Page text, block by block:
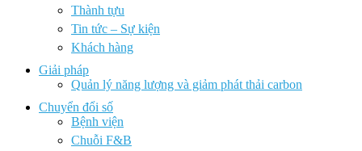
Thành tựu
Tin tức – Sự kiện
Khách hàng
Giải pháp
Quản lý năng lượng và giảm phát thải carbon
Chuyển đổi số
Bệnh viện
Chuỗi F&B